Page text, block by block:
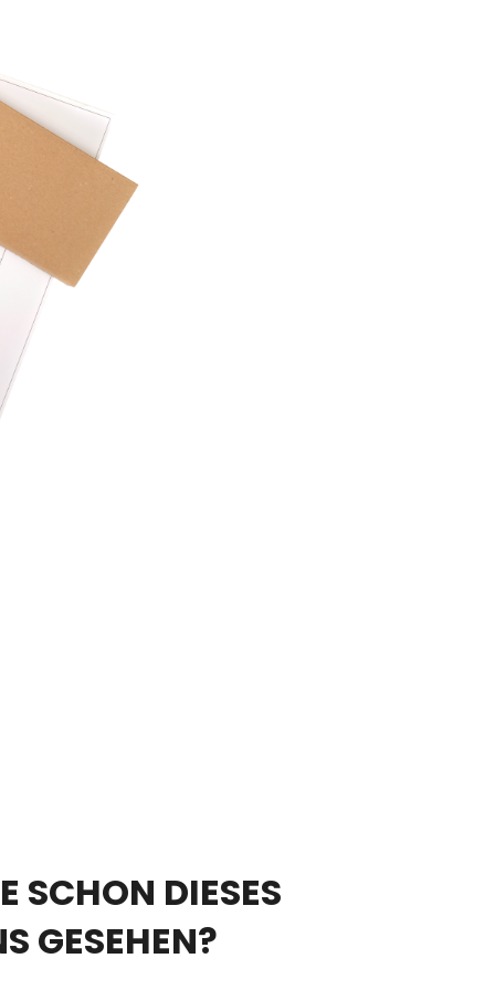
SCHON DIESES
GESEHEN?